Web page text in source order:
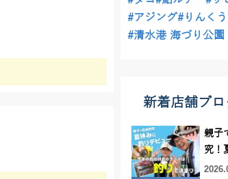
#アジング#りんく
#清水港 海づり公園
新着店舗ブロ
親子
究！
釣り